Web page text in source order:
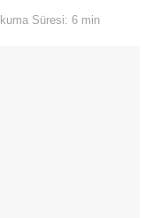
Süresi: 6 min